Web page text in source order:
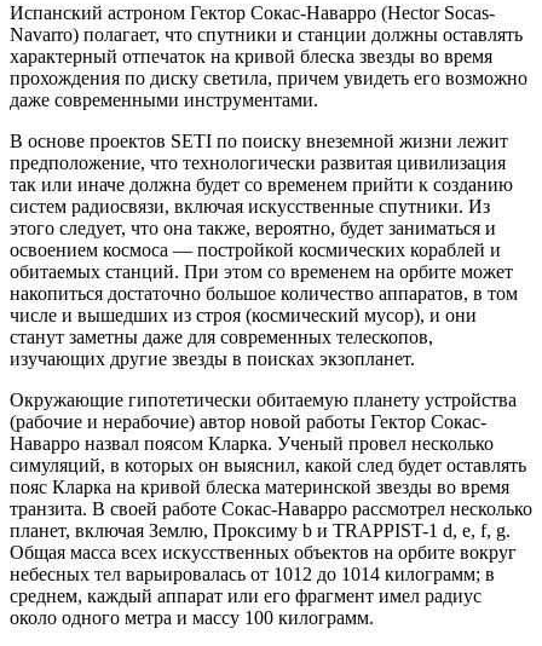
Испанский астроном Гектор Сокас-Наварро (Hector Socas-
Navarro) полагает, что спутники и станции должны оставлять
характерный отпечаток на кривой блеска звезды во время
прохождения по диску светила, причем увидеть его возможно
даже современными инструментами.
В основе проектов SETI по поиску внеземной жизни лежит
предположение, что технологически развитая цивилизация
так или иначе должна будет со временем прийти к созданию
систем радиосвязи, включая искусственные спутники. Из
этого следует, что она также, вероятно, будет заниматься и
освоением космоса — постройкой космических кораблей и
обитаемых станций. При этом со временем на орбите может
накопиться достаточно большое количество аппаратов, в том
числе и вышедших из строя (космический мусор), и они
станут заметны даже для современных телескопов,
изучающих другие звезды в поисках экзопланет.
Окружающие гипотетически обитаемую планету устройства
(рабочие и нерабочие) автор новой работы Гектор Сокас-
Наварро назвал поясом Кларка. Ученый провел несколько
симуляций, в которых он выяснил, какой след будет оставлять
пояс Кларка на кривой блеска материнской звезды во время
транзита. В своей работе Сокас-Наварро рассмотрел несколько
планет, включая Землю, Проксиму b и TRAPPIST-1 d, e, f, g.
Общая масса всех искусственных объектов на орбите вокруг
небесных тел варьировалась от 1012 до 1014 килограмм; в
среднем, каждый аппарат или его фрагмент имел радиус
около одного метра и массу 100 килограмм.